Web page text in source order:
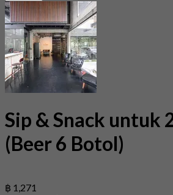
Sip & Snack untuk
(Beer 6 Botol)
฿ 1,271